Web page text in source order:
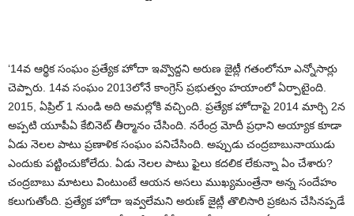
‘14వ ఆర్థిక సంఘం ప్రత్యేక హోదా ఇవ్వొద్దని అరుణ జైట్లీ గతంలోనూ ఎన్నోసార్లు
చెప్పారు. 14వ సంఘం 2013లోనే కాంగ్రెస్‌ ప్రభుత్వం హయాంలో ఏర్పాటైంది.
2015, ఏప్రిల్‌ 1 నుండి అది అమల్లోకి వచ్చింది. ప్రత్యేక హోదాపై 2014 మార్చి 2న
అప్పటి యూపీఏ కేబినెట్‌ తీర్మానం చేసింది. నరేంద్ర మోదీ ప్రధాని అయ్యాక కూడా
ఏడు నెలల పాటు ప్రణాళిక సంఘం పనిచేసింది. అప్పుడు చంద్రబాబునాయుడు
ఎందుకు పట్టించుకోలేదు. ఏడు నెలల పాటు ఫైలు కదలిక లేకున్నా ఏం చేశారు?
చంద్రబాబు మాటలు వింటుంటే ఆయన అసలు ముఖ్యమంత్రేనా అన్న సందేహం
కలుగుతోంది. ప్రత్యేక హోదా ఇవ్వలేమని అరుణ్‌ జైట్లీ తొలిసారి ప్రకటన చేసినప్పడే